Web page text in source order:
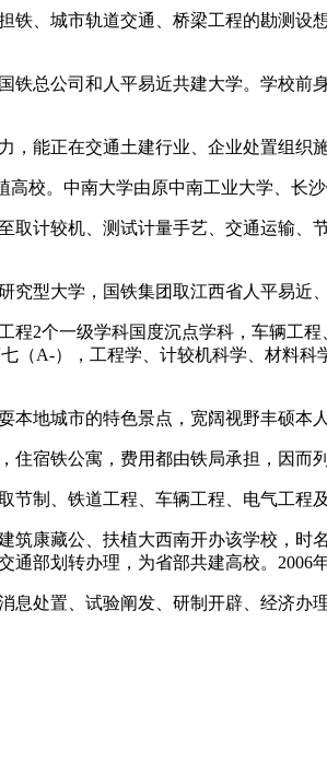
、城市轨道交通、桥梁工程的勘测设
公司和人平易近共建大学。学校前
正在交通土建行业、企业处置组织
。中南大学由原中南工业大学、长沙
计较机、测试计量手艺、交通运输、
大学，国铁集团取江西省人平易近、
2个一级学科国度沉点学科，车辆工
（A-），工程学、计较机科学、材料
地城市的特色景点，宽阔视野丰硕本人
铁公寓，费用都由铁局承担，因而
、铁道工程、车辆工程、电气工程
康藏公、扶植大西南开办该学校，时
部划转办理，为省部共建高校。2006
置、试验阐发、研制开辟、经济办